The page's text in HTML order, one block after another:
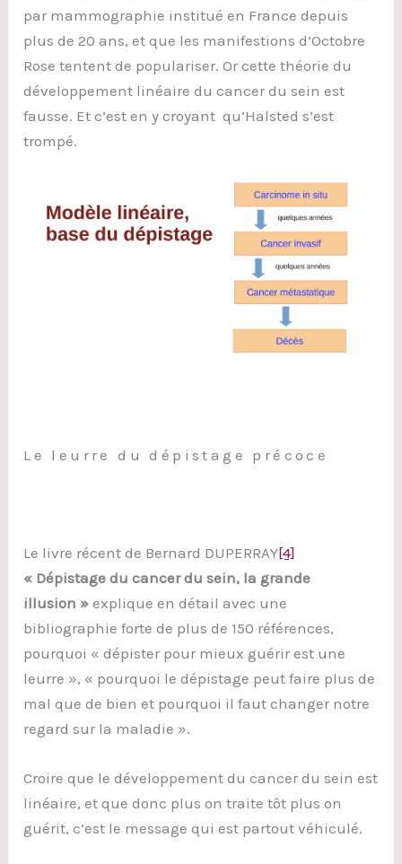
par mammographie institué en France depuis
plus de 20 ans, et que les manifestions d’Octobre
Rose tentent de populariser. Or cette théorie du
développement linéaire du cancer du sein est
fausse. Et c’est en y croyant qu’Halsted s’est
trompé.
Le leurre du dépistage précoce
Le livre récent de Bernard DUPERRAY[4]
« Dépistage du cancer du sein, la grande
illusion » explique en détail avec une
bibliographie forte de plus de 150 références,
pourquoi « dépister pour mieux guérir est une
leurre », « pourquoi le dépistage peut faire plus de
mal que de bien et pourquoi il faut changer notre
regard sur la maladie ».
Croire que le développement du cancer du sein est
linéaire, et que donc plus on traite tôt plus on
guérit, c’est le message qui est partout véhiculé.